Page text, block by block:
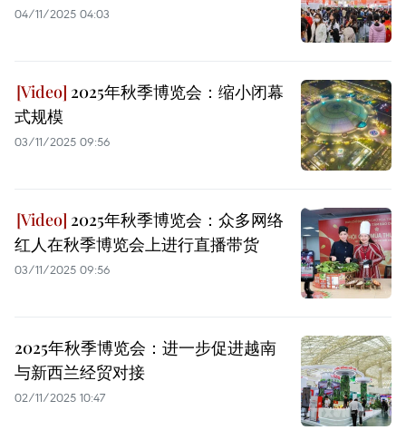
04/11/2025 04:03
2025年秋季博览会：缩小闭幕
式规模
03/11/2025 09:56
2025年秋季博览会：众多网络
红人在秋季博览会上进行直播带货
03/11/2025 09:56
2025年秋季博览会：进一步促进越南
与新西兰经贸对接
02/11/2025 10:47